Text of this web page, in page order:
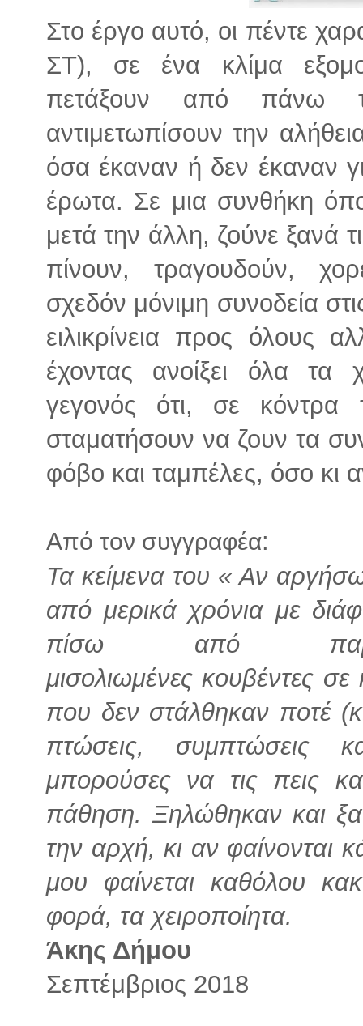
Στο έργο αυτό, οι πέντε
ΣΤ), σε ένα κλίμα
πετάξουν από πάνω
αντιμετωπίσουν την
όσα έκαναν ή δεν έκαναν
έρωτα. Σε μια συνθήκη
μετά την άλλη, ζούνε ξανά
πίνουν, τραγουδούν,
σχεδόν μόνιμη συνοδεία
ειλικρίνεια προς όλους
έχοντας ανοίξει όλα τα
γεγονός ότι, σε κόντρα
σταματήσουν να ζουν τα
φόβο και ταμπέλες, όσο κι
Από τον συγγραφέα:
Τα κείμενα του « Αν
από μερικά χρόνια με
πίσω από
μισολιωμένεςκουβέντες σε
που δεν στάλθηκαν ποτέ
πτώσεις, συμπτώσεις
μπορούσες να τις πεις
πάθηση. Ξηλώθηκαν και
την αρχή, κι αν φαίνονται
μου φαίνεται καθόλου
φορά, τα χειροποίητα.
Άκης Δήμου
Σεπτέμβριος 2018